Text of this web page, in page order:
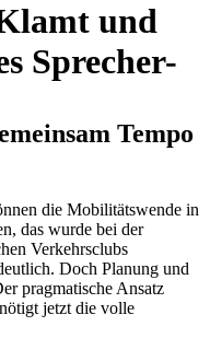
und
Sprecher-
Tempo
die Mobilitätswende in
das wurde bei der
Verkehrsclubs
Doch Planung und
pragmatische Ansatz
jetzt die volle